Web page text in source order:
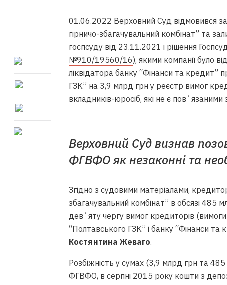
01.06.2022 Верховний Суд відмовився
гірничо-збагачувальний комбінат” та
госпсуду від 23.11.2021 і рішення
№910/19560/16), якими компанії було
ліквідатора банку “Фінанси та
ГЗК” на 3,9 млрд грн у реєстр вимог
вкладників-юросіб, які не є
Верховний Суд визнав
ФГВФО як незаконні та
Згідно з судовими матеріалами,
збагачувальний комбінат” в обсязі 485
дев`яту чергу вимог кредиторів (вимоги
“Полтавського ГЗК” і банку “Фінанси та
Костянтина Жеваго.
Розбіжність у сумах (3,9 млрд грн та
ФГВФО, в серпні 2015 року кошти з